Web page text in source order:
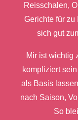
Reisschalen,
Gerichte für
sich gut
Mir ist wichtig
kompliziert
als Basis
nach Saison,
So